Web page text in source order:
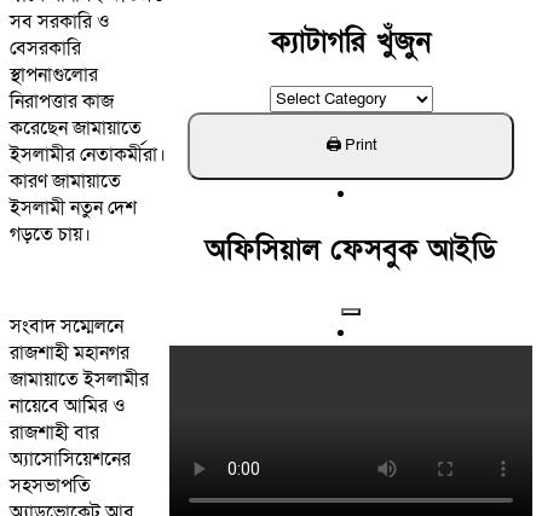
সব সরকারি ও
বেসরকারি
স্থাপনাগুলোর
নিরাপত্তার কাজ
করেছেন জামায়াতে
ইসলামীর নেতাকর্মীরা।
কারণ জামায়াতে
ইসলামী নতুন দেশ
গড়তে চায়।
সংবাদ সম্মেলনে
রাজশাহী মহানগর
জামায়াতে ইসলামীর
নায়েবে আমির ও
রাজশাহী বার
অ্যাসোসিয়েশনের
সহসভাপতি
ক্যাটাগরি খুঁজুন
ক্যাটাগরি
খুঁজুন
অফিসিয়াল ফেসবুক আইডি